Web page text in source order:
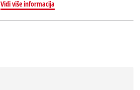
Vidi više informacija